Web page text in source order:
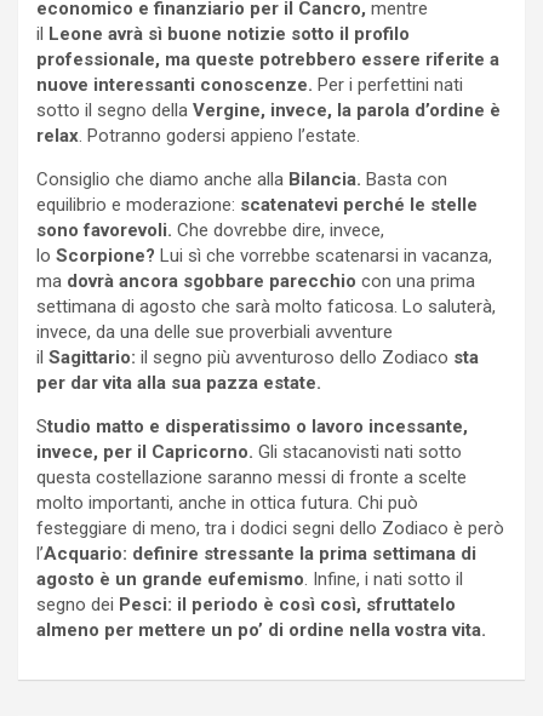
economico e finanziario per il Cancro, mentre
il
Leone avrà sì buone notizie sotto il profilo
professionale, ma queste potrebbero essere riferite a
nuove interessanti conoscenze. Per i perfettini nati
sotto il segno della Vergine, invece, la parola d’ordine è
relax. Potranno godersi appieno l’estate.
Consiglio che diamo anche alla Bilancia. Basta con
equilibrio e moderazione: scatenatevi perché le stelle
sono favorevoli. Che dovrebbe dire, invece,
lo Scorpione? Lui sì che vorrebbe scatenarsi in vacanza,
ma dovrà ancora sgobbare parecchio con una prima
settimana di agosto che sarà molto faticosa. Lo saluterà,
invece, da una delle sue proverbiali avventure
il Sagittario: il segno più avventuroso dello Zodiaco sta
per dar vita alla sua pazza estate.
Studio matto e disperatissimo o lavoro incessante,
invece, per il Capricorno. Gli stacanovisti nati sotto
questa costellazione saranno messi di fronte a scelte
molto importanti, anche in ottica futura. Chi può
festeggiare di meno, tra i dodici segni dello Zodiaco è però
l’Acquario: definire stressante la prima settimana di
agosto è un grande eufemismo. Infine, i nati sotto il
segno dei Pesci: il periodo è così così, sfruttatelo
almeno per mettere un po’ di ordine nella vostra vita.